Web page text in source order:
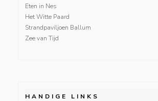
Eten in Nes
Het Witte Paard
Strandpaviljoen Ballum
Zee van Tijd
HANDIGE LINKS